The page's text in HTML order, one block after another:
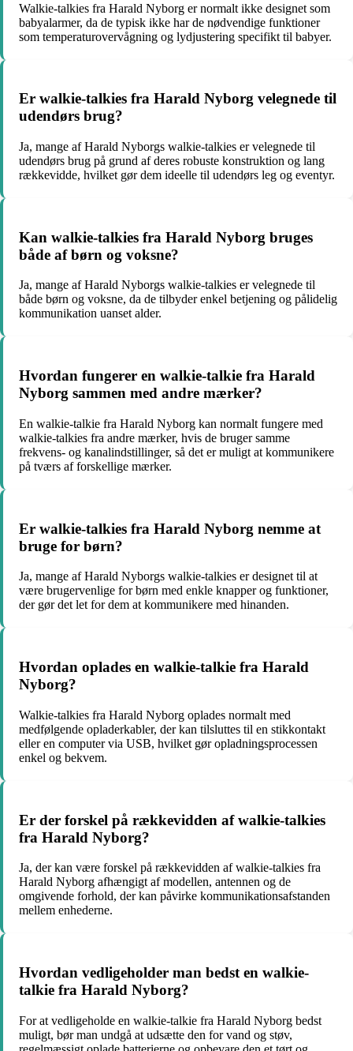
Walkie-talkies fra Harald Nyborg er normalt ikke designet som
babyalarmer, da de typisk ikke har de nødvendige funktioner
som temperaturovervågning og lydjustering specifikt til babyer.
Er walkie-talkies fra Harald Nyborg velegnede til
udendørs brug?
Ja, mange af Harald Nyborgs walkie-talkies er velegnede til
udendørs brug på grund af deres robuste konstruktion og lang
rækkevidde, hvilket gør dem ideelle til udendørs leg og eventyr.
Kan walkie-talkies fra Harald Nyborg bruges
både af børn og voksne?
Ja, mange af Harald Nyborgs walkie-talkies er velegnede til
både børn og voksne, da de tilbyder enkel betjening og pålidelig
kommunikation uanset alder.
Hvordan fungerer en walkie-talkie fra Harald
Nyborg sammen med andre mærker?
En walkie-talkie fra Harald Nyborg kan normalt fungere med
walkie-talkies fra andre mærker, hvis de bruger samme
frekvens- og kanalindstillinger, så det er muligt at kommunikere
på tværs af forskellige mærker.
Er walkie-talkies fra Harald Nyborg nemme at
bruge for børn?
Ja, mange af Harald Nyborgs walkie-talkies er designet til at
være brugervenlige for børn med enkle knapper og funktioner,
der gør det let for dem at kommunikere med hinanden.
Hvordan oplades en walkie-talkie fra Harald
Nyborg?
Walkie-talkies fra Harald Nyborg oplades normalt med
medfølgende opladerkabler, der kan tilsluttes til en stikkontakt
eller en computer via USB, hvilket gør opladningsprocessen
enkel og bekvem.
Er der forskel på rækkevidden af walkie-talkies
fra Harald Nyborg?
Ja, der kan være forskel på rækkevidden af walkie-talkies fra
Harald Nyborg afhængigt af modellen, antennen og de
omgivende forhold, der kan påvirke kommunikationsafstanden
mellem enhederne.
Hvordan vedligeholder man bedst en walkie-
talkie fra Harald Nyborg?
For at vedligeholde en walkie-talkie fra Harald Nyborg bedst
muligt, bør man undgå at udsætte den for vand og støv,